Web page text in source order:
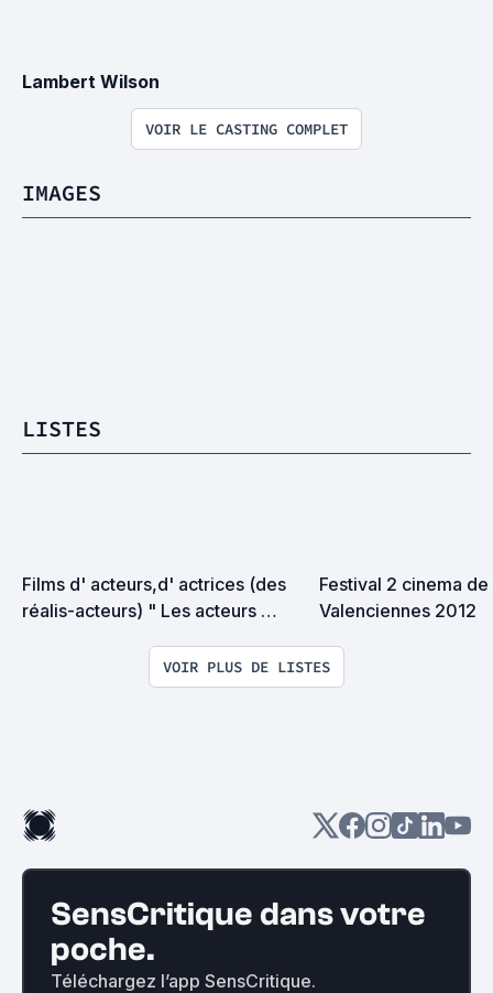
Lambert Wilson
VOIR LE CASTING COMPLET
IMAGES
LISTES
Films d' acteurs,d' actrices (des
réalis-acteurs) " Les acteurs
Festival 2 cinema de
Valenciennes 2012
VOIR PLUS DE LISTES
SensCritique dans votre
poche.
Téléchargez l’app SensCritique.